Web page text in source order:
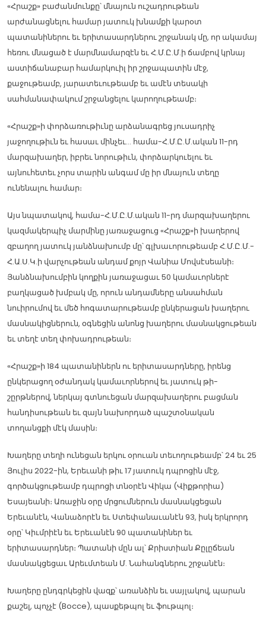
«Հրաշք» բաժանմունքը՝ մնայուն ուշադրութեան
արժանացնելու համար յատուկ խնամքի կարօտ
պատանիներու եւ երիտասարդներու շրջանակ մը, որ ակամայ
հեռու մնացած է մարմնամարզէն եւ Հ.Մ.Ը.Մ.ի ճամբով կրնայ
աստիճանաբար համարկուիլ իր շրջապատին մէջ,
քաջութեամբ, յարատեւութեամբ եւ ամէն տեսակի
սահմանափակում շրջանցելու կարողութեամբ։
«Հրաշք»ի փորձառութիւնը արձանագրեց յուսադրիչ
յաջողութիւն եւ հասաւ մինչեւ… համա-Հ.Մ.Ը.Մ.ական 11-րդ
մարզախաղեր, իբրեւ նորութիւն, փորձարկուելու եւ
այնուհետեւ չորս տարին անգամ մը իր մնայուն տեղը
ունենալու համար։
Այս նպատակով, համա-Հ.Մ.Ը.Մ.ական 11-րդ մարզախաղերու
կազմակերպիչ մարմինը յառաջացուց «Հրաշք»ի խաղերով
զբաղող յատուկ յանձնախումբ մը՝ գլխաւորութեամբ Հ.Մ.Ը.Մ.-
Հ.Ա.Ս.Կ.ի վարչութեան անդամ քոյր Վանիա Մովսէսեանի։
Յանձնախումբին կողքին յառաջացաւ 50 կամաւորներէ
բաղկացած խմբակ մը, որուն անդամները անսահման
նուիրումով եւ մեծ հոգատարութեամբ ընկերացան խաղերու
մասնակիցներուն, օգնեցին անոնց խաղերու մասնակցութեան
եւ տեղէ տեղ փոխադրութեան։
«Հրաշք»ի 184 պատանիներն ու երիտասարդները, իրենց
ընկերացող օժանդակ կամաւորներով եւ յատուկ թի-
շըրթներով, ներկայ գտնուեցան մարզախաղերու բացման
հանդիսութեան եւ զայն նախորդած պաշտօնական
տողանցքի մէկ մասին։
Խաղերը տեղի ունեցան երկու օրուան տեւողութեամբ՝ 24 եւ 25
Յուլիս 2022-ին, Երեւանի թիւ 17 յատուկ դպրոցին մէջ,
գործակցութեամբ դպրոցի տնօրէն Վիկա (Վիքթորիա)
Եսայեանի։ Առաջին օրը մրցումներուն մասնակցեցան
Երեւանէն, Վանաձորէն եւ Ստեփանաւանէն 93, իսկ երկրորդ
օրը՝ Կիւմրիէն եւ Երեւանէն 90 պատանիներ եւ
երիտասարդներ։ Պատանի մըն ալ՝ Քրիստիան Քըլըճեան
մասնակցեցաւ Արեւմտեան Մ. Նահանգներու շրջանէն։
Խաղերը ընդգրկեցին վազք՝ առանձին եւ սայլակով, պարան
քաշել, պոչչէ (Bocce), պասքեթպոլ եւ ֆութպոլ։